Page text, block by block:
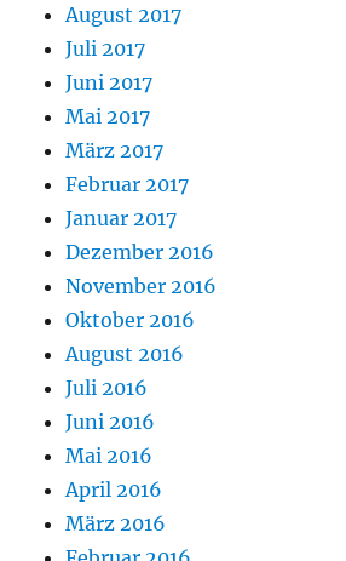
August 2017
Juli 2017
Juni 2017
Mai 2017
März 2017
Februar 2017
Januar 2017
Dezember 2016
November 2016
Oktober 2016
August 2016
Juli 2016
Juni 2016
Mai 2016
April 2016
März 2016